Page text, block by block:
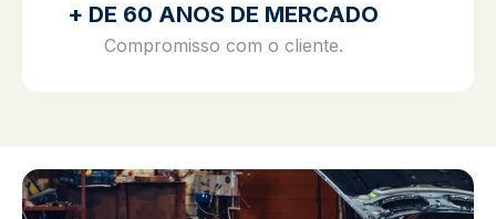
+ DE 60 ANOS DE MERCADO
Compromisso com o cliente.